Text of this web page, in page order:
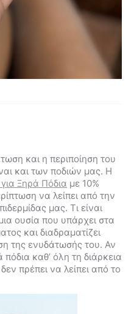
και η περιποίηση του
και των ποδιών μας. Η
Ξηρά Πόδια με 10%
να λείπει από την
μας. Τι είναι
ουσία που υπάρχει στα
και διαδραματίζει
της ενυδάτωσής του. Αν
καθ’ όλη τη διάρκεια
πρέπει να λείπει από το